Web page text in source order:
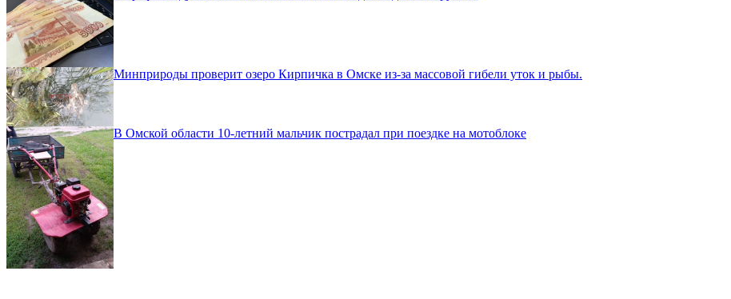
Минприроды проверит озеро Кирпичка в Омске из-за массовой гибели уток и рыбы.
В Омской области 10-летний мальчик пострадал при поездке на мотоблоке